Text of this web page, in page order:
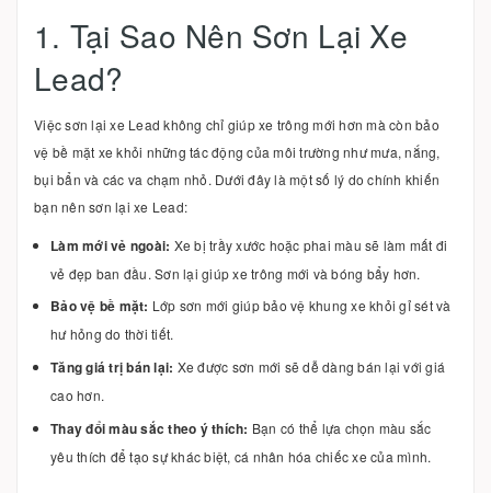
1. Tại Sao Nên Sơn Lại Xe
Lead?
Việc sơn lại xe Lead không chỉ giúp xe trông mới hơn mà còn bảo
vệ bề mặt xe khỏi những tác động của môi trường như mưa, nắng,
bụi bẩn và các va chạm nhỏ. Dưới đây là một số lý do chính khiến
bạn nên sơn lại xe Lead:
Làm mới vẻ ngoài: Xe bị trầy xước hoặc phai màu sẽ làm mất đi
vẻ đẹp ban đầu. Sơn lại giúp xe trông mới và bóng bẩy hơn.
Bảo vệ bề mặt: Lớp sơn mới giúp bảo vệ khung xe khỏi gỉ sét và
hư hỏng do thời tiết.
Tăng giá trị bán lại: Xe được sơn mới sẽ dễ dàng bán lại với giá
cao hơn.
Thay đổi màu sắc theo ý thích: Bạn có thể lựa chọn màu sắc
yêu thích để tạo sự khác biệt, cá nhân hóa chiếc xe của mình.